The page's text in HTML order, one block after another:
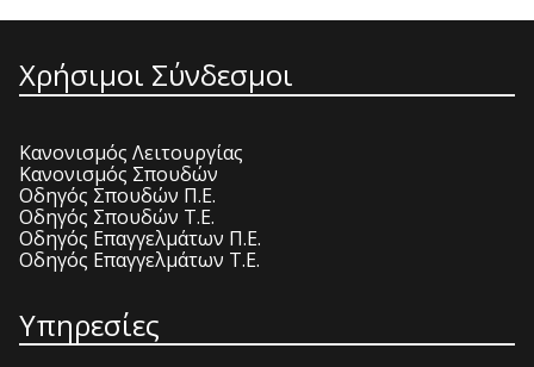
Χρήσιμοι Σύνδεσμοι
Κανονισμός Λειτουργίας
Κανονισμός Σπουδών
Οδηγός Σπουδών Π.Ε.
Οδηγός Σπουδών Τ.Ε.
Οδηγός Επαγγελμάτων Π.Ε.
Οδηγός Επαγγελμάτων Τ.Ε.
Υπηρεσίες